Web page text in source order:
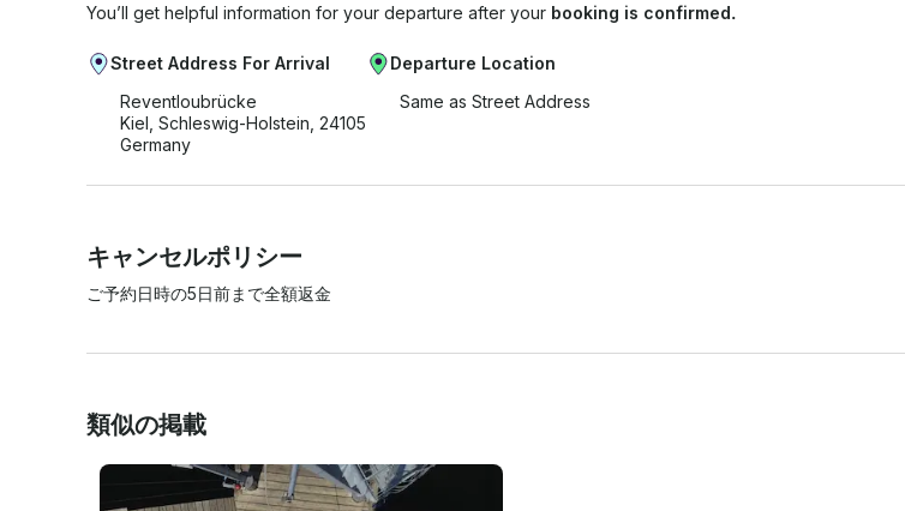
You’ll get helpful information for your departure after your booking is confirmed.
Street Address For Arrival
Reventloubrücke
Kiel, Schleswig-Holstein, 24105
Germany
Departure Location
Same as Street Address
キャンセルポリシー
ご予約日時の5日前まで全額返金
類似の掲載